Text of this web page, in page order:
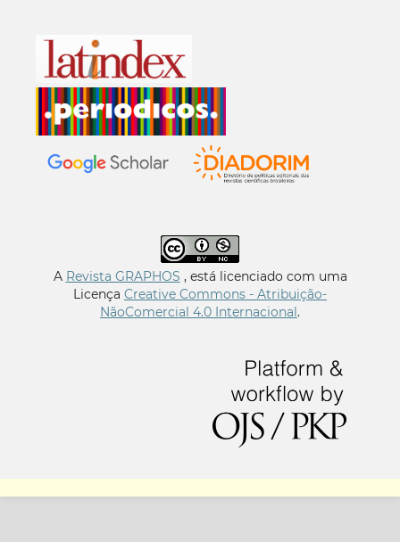
A Revista GRAPHOS , está licenciado com uma
Licença Creative Commons - Atribuição-
NãoComercial 4.0 Internacional.